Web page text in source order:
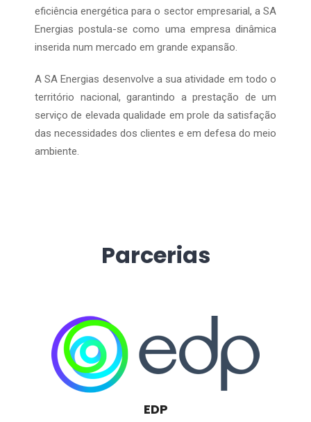
eficiência energética para o sector empresarial, a SA
Energias postula-se como uma empresa dinâmica
inserida num mercado em grande expansão.
A SA Energias desenvolve a sua atividade em todo o
território nacional, garantindo a prestação de um
serviço de elevada qualidade em prole da satisfação
das necessidades dos clientes e em defesa do meio
ambiente.
Parcerias
EDP